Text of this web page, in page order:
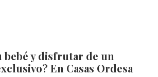
bebé y disfrutar de un
En Casas Ordesa